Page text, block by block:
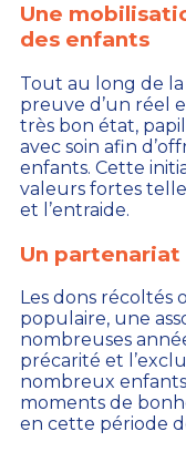
Une
des enfants
Tout au long de
preuve d’un réel
très bon état,
avec soin afin
enfants. Cette
valeurs fortes
et l’entraide.
Un partenariat
Les dons récoltés
populaire, une
nombreuses
précarité et
nombreux
moments de
en cette période